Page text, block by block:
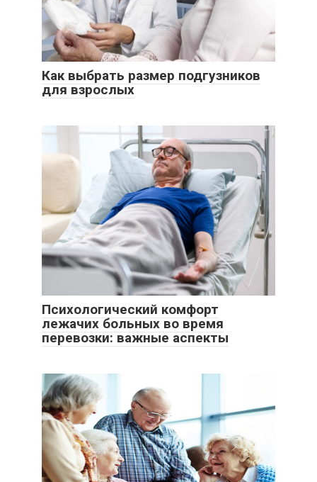
Как выбрать размер подгузников
для взрослых
Психологический комфорт
лежачих больных во время
перевозки: важные аспекты